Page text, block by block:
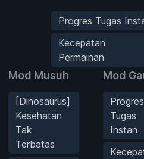
Progres Tugas
Kecepatan
Permainan
Mod Musuh
[Dinosaurus]
Kesehatan
Tak
Terbatas
Mod
Progres
Tugas
Instan